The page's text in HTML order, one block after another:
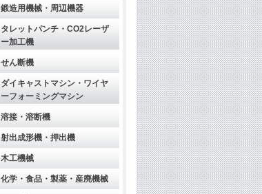
鍛造用機械・周辺機器
タレットパンチ・CO2レーザ
ー加工機
せん断機
ダイキャストマシン・ワイヤ
ーフォーミングマシン
溶接・溶断機
射出成形機・押出機
木工機械
化学・食品・製薬・産廃機械